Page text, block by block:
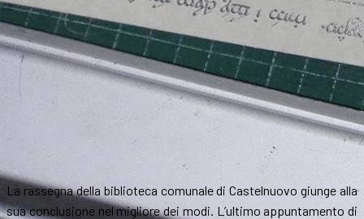
La rassegna della biblioteca comunale di Castelnuovo giunge alla
sua conclusione nel migliore dei modi. L’ultimo appuntamento di